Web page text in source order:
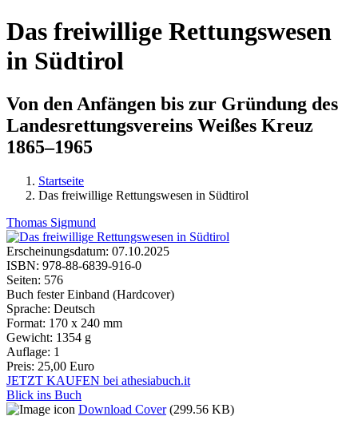
Das freiwillige Rettungswesen
in Südtirol
Von den Anfängen bis zur Gründung des
Landesrettungsvereins Weißes Kreuz
1865–1965
Sie sind hier
Startseite
Das freiwillige Rettungswesen in Südtirol
Thomas Sigmund
Erscheinungsdatum: 07.10.2025
ISBN: 978-88-6839-916-0
Seiten: 576
Buch fester Einband (Hardcover)
Sprache: Deutsch
Format: 170 x 240 mm
Gewicht: 1354 g
Auflage: 1
Preis: 25,00 Euro
JETZT KAUFEN bei athesiabuch.it
Blick ins Buch
Download Cover (299.56 KB)